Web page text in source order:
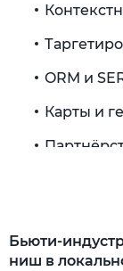
Бьюти-
ниш в
ORM и
Карты и